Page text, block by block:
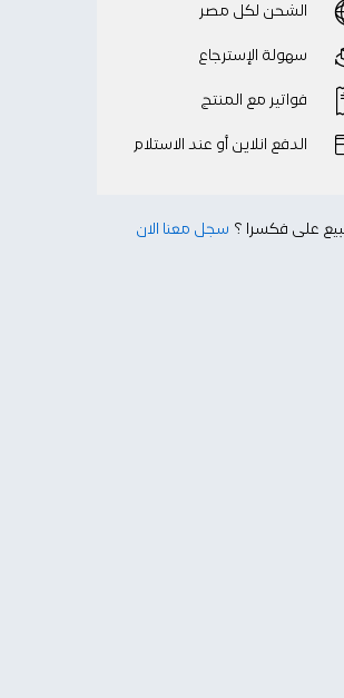
الشحن لكل مصر
سهولة الإسترجاع
فواتير مع المنتج
الدفع انلاين أو عند الاستلام
على فكسرا ؟ سجل معنا الآن